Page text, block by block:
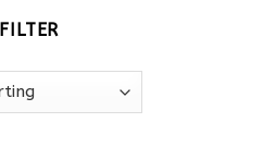
FILTER